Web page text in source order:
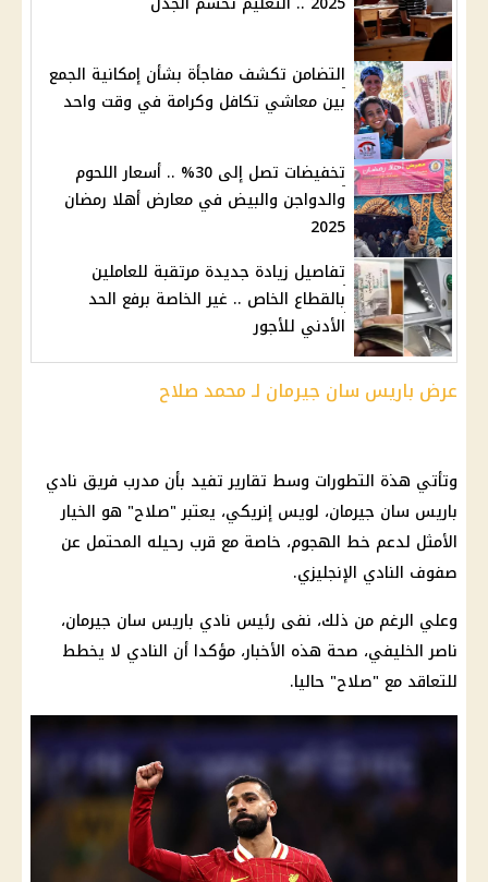
التضامن تكشف مفاجأة بشأن إمكانية الجمع
بين معاشي تكافل وكرامة في وقت واحد
تخفيضات تصل إلى 30% .. أسعار اللحوم
والدواجن والبيض في معارض أهلا رمضان
2025
تفاصيل زيادة جديدة مرتقبة للعاملين
بالقطاع الخاص .. غير الخاصة برفع الحد
الأدني للأجور
عرض باريس سان جيرمان لـ محمد صلاح
وتأتي هذة التطورات وسط تقارير تفيد بأن مدرب فريق نادي
باريس سان جيرمان، لويس إنريكي، يعتبر "صلاح" هو الخيار
الأمثل لدعم خط الهجوم، خاصة مع قرب رحيله المحتمل عن
صفوف النادي الإنجليزي.
وعلي الرغم من ذلك، نفى رئيس نادي باريس سان جيرمان،
ناصر الخليفي، صحة هذه الأخبار، مؤكدا أن النادي لا يخطط
للتعاقد مع "صلاح" حاليا.